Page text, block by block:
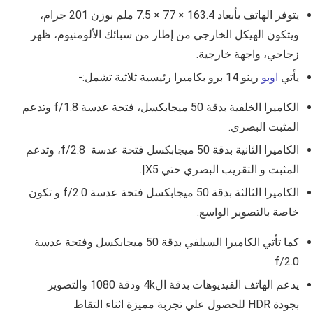
يتوفر الهاتف بأبعاد 163.4 × 77 × 7.5
ملم بوزن 201 جرام،
ويتكون الهيكل الخارجي من إطار من سبائك الألومنيوم، ظهر
زجاجي، واجهة خارجية.
يأتي اوبو رينو 14 برو بكاميرا رئيسية ثلاثية تشمل:-
الكاميرا الخلفية بدقة 50 ميجابكسل، فتحة عدسة f/1.8 وتدعم
المثبت البصري.
الكاميرا الثانية بدقة 50 ميجابكسل فتحة عدسة f/2.8، وتدعم
المثبت و التقريب البصري حتي X5|.
الكاميرا الثالثة بدقة 50 ميجابكسل فتحة عدسة f/2.0 و تكون
خاصة بالتصوير الواسع.
كما تأتي الكاميرا السيلفي بدقة 50 ميجابكسل وفتحة عدسة
f/2.0
يدعم الهاتف الفيديوهات بدقة ال4k ودقة 1080 والتصوير
بجودة HDR للحصول علي تجربة مميزة اثناء التقاط